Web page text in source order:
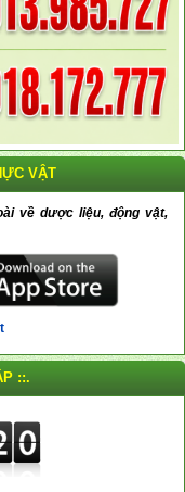
VẬT
về dược liệu, động vật,
::.